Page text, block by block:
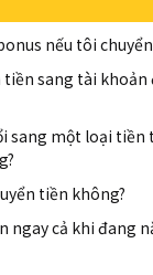
nếu tôi
tiền sang tài
sang một loại tiền
tiền không?
ngay cả khi đang